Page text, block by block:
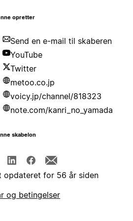
opretter
Send en e-mail til skaberen
YouTube
Twitter
metoo.co.jp
voicy.jp/channel/818323
note.com/kanri_no_yamada
skabelon
opdateret for 56 år siden
og betingelser